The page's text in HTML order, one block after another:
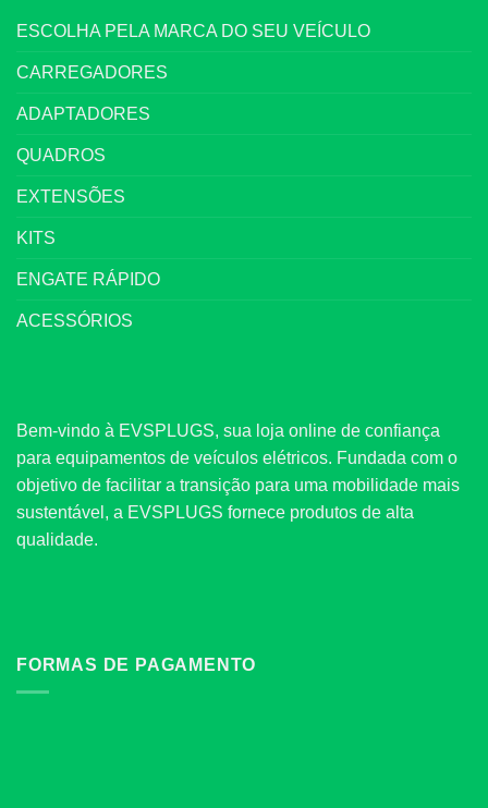
ESCOLHA PELA MARCA DO SEU VEÍCULO
CARREGADORES
ADAPTADORES
QUADROS
EXTENSÕES
KITS
ENGATE RÁPIDO
ACESSÓRIOS
Bem-vindo à EVSPLUGS, sua loja online de confiança
para equipamentos de veículos elétricos. Fundada com o
objetivo de facilitar a transição para uma mobilidade mais
sustentável, a EVSPLUGS fornece produtos de alta
qualidade.
FORMAS DE PAGAMENTO